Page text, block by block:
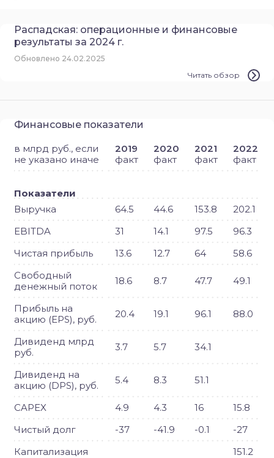
Распадская: операционные и финансовые
результаты за 2024 г.
Обновлено 24.02.2025
Читать обзор
Финансовые показатели
в млрд руб., если
не указано иначе
2019
факт
2020
факт
2021
факт
2022
факт
Показатели
Выручка
64.5 44.6 153.8 202.1
EBITDA
31 14.1 97.5 96.3
Чистая прибыль
13.6 12.7 64 58.6
Свободный
денежный поток
18.6 8.7 47.7 49.1
Прибыль на
акцию (EPS), руб.
20.4 19.1 96.1 88.0
Дивиденд млрд
руб.
3.7 5.7 34.1
Дивиденд на
акцию (DPS), руб.
5.4 8.3 51.1
CAPEX 4.9 4.3 16 15.8
Чистый долг
-37 -41.9 -0.1 -27
Капитализация
151.2